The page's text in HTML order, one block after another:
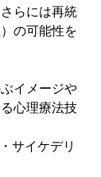
らには再統
の可能性を
イメージや
心理療法技
サイケデリ